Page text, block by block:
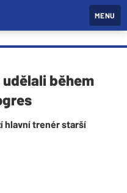
MENU
během
hlavní trenér starší